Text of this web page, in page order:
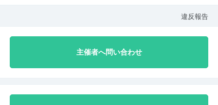
違反報告
主催者へ問い合わせ